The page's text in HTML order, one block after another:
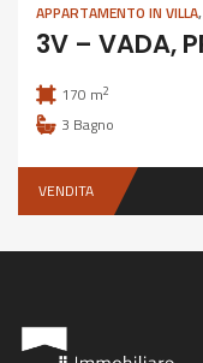
APPARTAMENTO IN VILLA,
170 m2
3 Bagno
VENDITA